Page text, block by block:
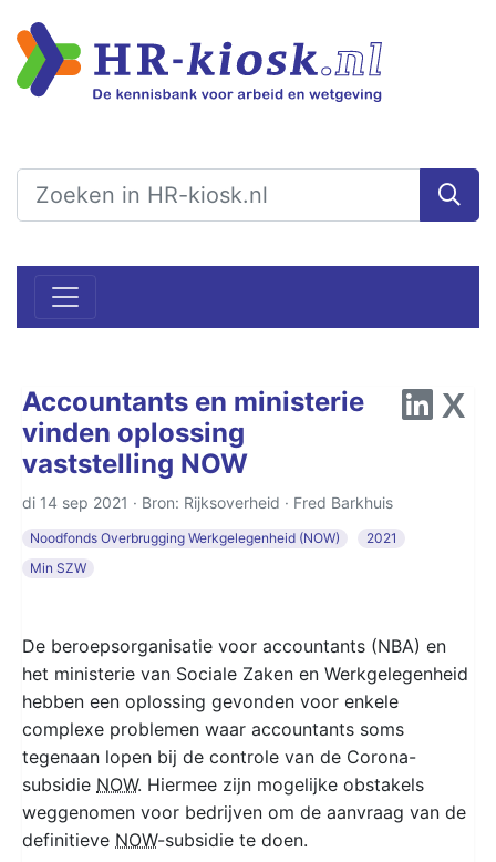
Accountants en ministerie
vinden oplossing
vaststelling NOW
di 14 sep 2021 · Bron: Rijksoverheid · Fred Barkhuis
Noodfonds Overbrugging Werkgelegenheid (NOW)
2021
Min SZW
De beroepsorganisatie voor accountants (NBA) en
het ministerie van Sociale Zaken en Werkgelegenheid
hebben een oplossing gevonden voor enkele
complexe problemen waar accountants soms
tegenaan lopen bij de controle van de Corona-
subsidie NOW. Hiermee zijn mogelijke obstakels
weggenomen voor bedrijven om de aanvraag van de
definitieve NOW-subsidie te doen.